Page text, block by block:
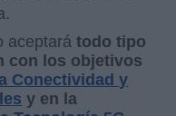
aceptará todo tipo
con los objetivos
Conectividad y
y en la